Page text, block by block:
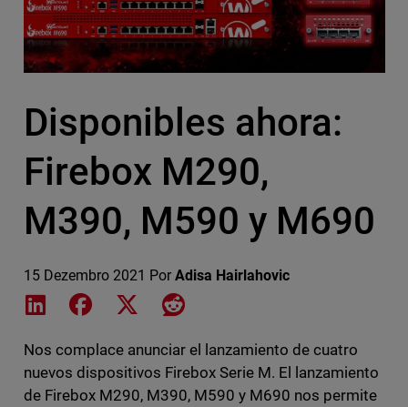
Disponibles ahora:
Firebox M290,
M390, M590 y M690
15 Dezembro 2021 Por Adisa Hairlahovic
Share on LinkedIn
Share on Facebook
Share on XShare on Reddit
Nos complace anunciar el lanzamiento de cuatro
nuevos dispositivos Firebox Serie M. El lanzamiento
de Firebox M290, M390, M590 y M690 nos permite